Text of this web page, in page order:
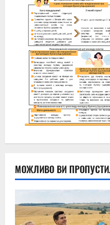
МОЖЛИВО ВИ